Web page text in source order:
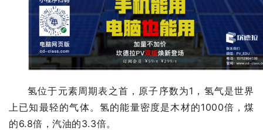
氢位于元素周期表之首，原子序数为1，氢气是世界
上已知最轻的气体。氢的能量密度是木材的1000倍，煤
的6.8倍，汽油的3.3倍。